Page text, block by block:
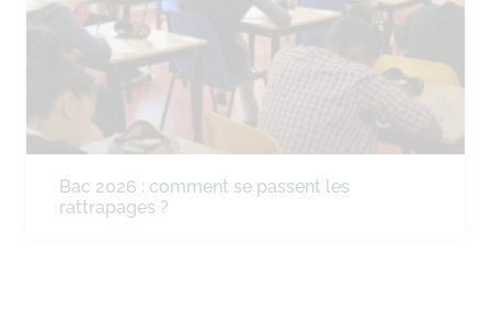
Bac 2026 : comment se passent les
rattrapages ?